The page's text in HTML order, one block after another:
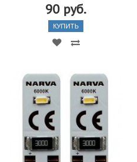
90 руб.
КУПИТЬ